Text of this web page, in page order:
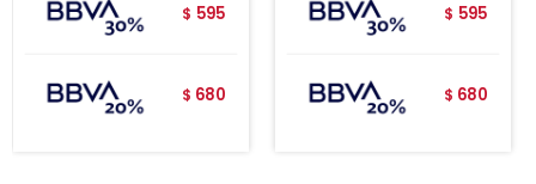
$ 595
$ 680
$ 595
$ 680